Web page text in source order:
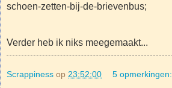
schoen-zetten-bij-de-brievenbus;
Verder heb ik niks meegemaakt...
Scrappiness op 23:52:00 5 opmerkingen: